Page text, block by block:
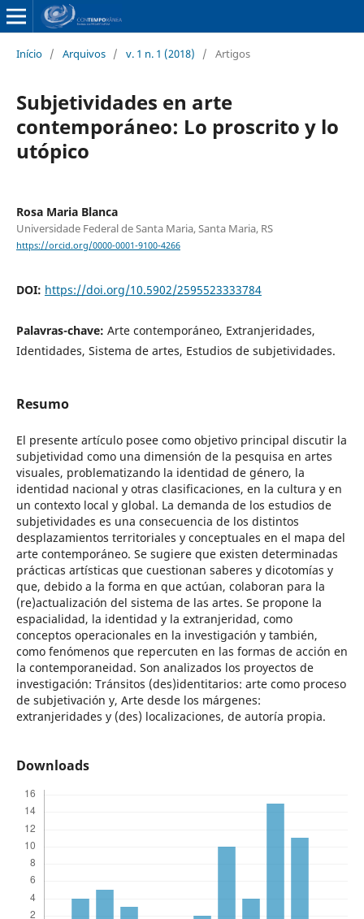
Início / Arquivos / v. 1 n. 1 (2018) / Artigos
Subjetividades en arte
contemporáneo: Lo proscrito y lo
utópico
Rosa Maria Blanca
Universidade Federal de Santa Maria, Santa Maria, RS
https://orcid.org/0000-0001-9100-4266
DOI: https://doi.org/10.5902/2595523333784
Palavras-chave: Arte contemporáneo, Extranjeridades,
Identidades, Sistema de artes, Estudios de subjetividades.
Resumo
El presente artículo posee como objetivo principal discutir la
subjetividad como una dimensión de la pesquisa en artes
visuales, problematizando la identidad de género, la
identidad nacional y otras clasificaciones, en la cultura y en
un contexto local y global. La demanda de los estudios de
subjetividades es una consecuencia de los distintos
desplazamientos territoriales y conceptuales en el mapa del
arte contemporáneo. Se sugiere que existen determinadas
prácticas artísticas que cuestionan saberes y dicotomías y
que, debido a la forma en que actúan, colaboran para la
(re)actualización del sistema de las artes. Se propone la
espacialidad, la identidad y la extranjeridad, como
conceptos operacionales en la investigación y también,
como fenómenos que repercuten en las formas de acción en
la contemporaneidad. Son analizados los proyectos de
investigación: Tránsitos (des)identitarios: arte como proceso
de subjetivación y, Arte desde los márgenes:
extranjeridades y (des) localizaciones, de autoría propia.
Downloads